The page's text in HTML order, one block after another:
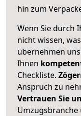
hin zum
Wenn Sie durch
nicht wissen,
übernehmen
Ihnen
Checkliste.
Anspruch zu
Vertrauen Sie
Umzugsbranche